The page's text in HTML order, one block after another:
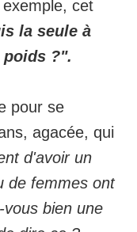
cet
la seule à
?".
pour se
agacée, qui
d'avoir un
de femmes ont
bien une